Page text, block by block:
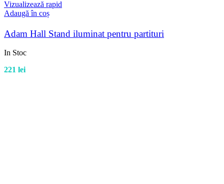
Vizualizează rapid
Adaugă în coș
Adam Hall Stand iluminat pentru partituri
In Stoc
221 lei